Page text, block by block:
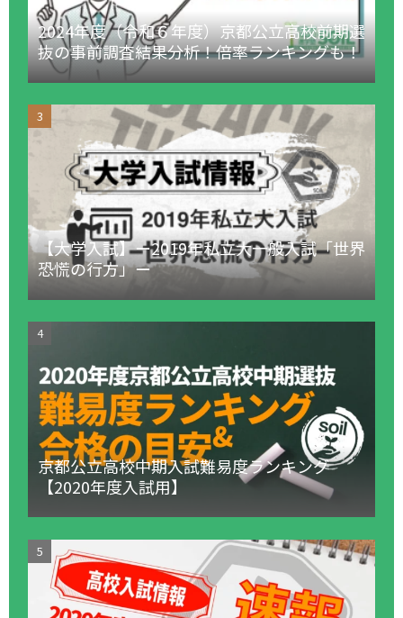
2024年度（令和６年度）京都公立高校前期選
抜の事前調査結果分析！倍率ランキングも！
【大学入試】ー2019年私立大一般入試「世界
恐慌の行方」ー
京都公立高校中期入試難易度ランキング
【2020年度入試用】